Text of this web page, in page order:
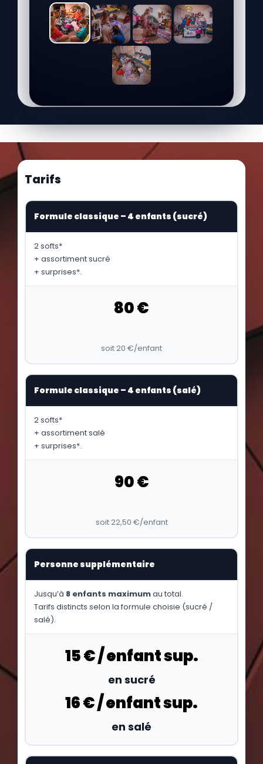
Tarifs
Formule classique – 4 enfants (sucré)
2 softs*
+ assortiment sucré
+ surprises*.
80 €
soit 20 €/enfant
Formule classique – 4 enfants (salé)
2 softs*
+ assortiment salé
+ surprises*.
90 €
soit 22,50 €/enfant
Personne supplémentaire
Jusqu’à 8 enfants maximumau total.
Tarifs distincts selon la formule choisie (sucré /
salé).
15 € / enfant sup.
en sucré
16 € / enfant sup.
en salé